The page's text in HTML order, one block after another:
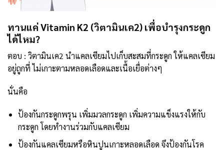
ทานแค่ Vitamin K2 (วิตามินเค2) เพื่อบำรุงกระดูก
ได้ไหม?
ตอบ : วิตามินเค2 นำแคลเซียมไปเก็บสะสมที่กระดูก ให้แคลเซียม
อยู่ถูกที่ ไม่เกาะตามหลอดเลือดและเนื้อเยื่อต่างๆ
นั่นคือ
ป้องกันกระดูกพรุน เพิ่มมวลกระดูก เพิ่มความแข็งแรงให้กับ
กระดูก โดยทำงานร่วมกับแคลเซียม
ป้องกันแคลเซียมหรือหินปูนเกาะหลอดเลือด จึงป้องกันโรค